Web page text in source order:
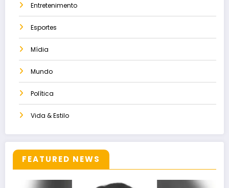
Entretenimento
Esportes
Mídia
Mundo
Política
Vida & Estilo
FEATURED NEWS